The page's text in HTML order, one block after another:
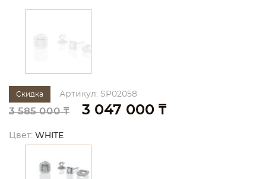
Скидка Артикул: SP02058
3 585 000 ₸ 3 047 000 ₸
Цвет: WHITE